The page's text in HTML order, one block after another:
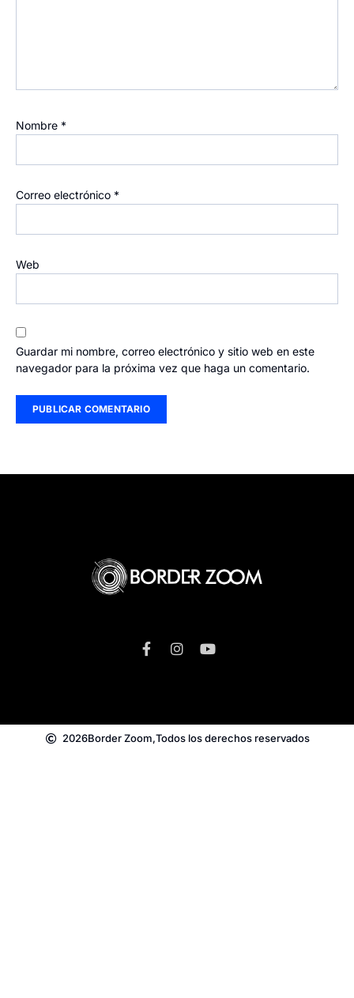
Nombre *
Correo electrónico *
Web
Guardar mi nombre, correo electrónico y sitio web en este
navegador para la próxima vez que haga un comentario.
2026Border Zoom,Todos los derechos reservados